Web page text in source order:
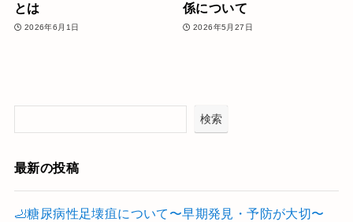
とは
2026年6月1日
係について
2026年5月27日
検索
最新の投稿
🦶糖尿病性足壊疽について〜早期発見・予防が大切〜